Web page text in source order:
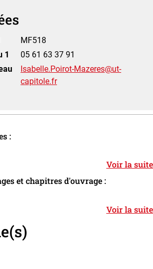
MF518
1
05 61 63 37 91
Isabelle.Poirot-Mazeres@ut-
capitole.fr
:
Voir la suite
et chapitres d'ouvrage :
Voir la suite